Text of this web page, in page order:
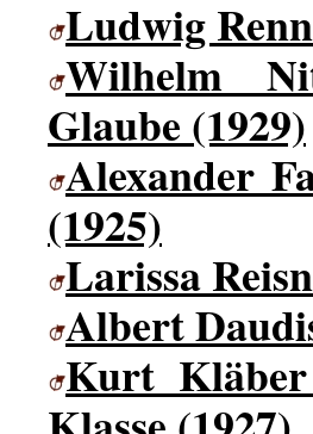
Ludwig
Wilhelm
Glaube (1929)
Alexander
(1925)
Larissa
Albert
Kurt